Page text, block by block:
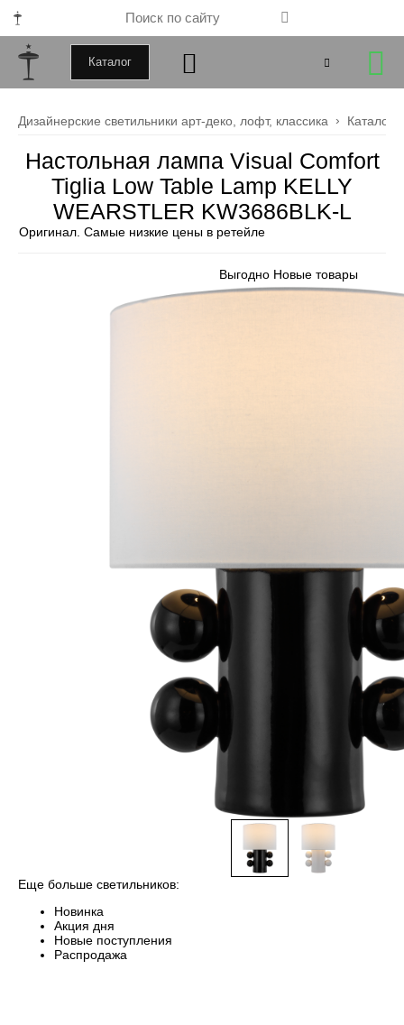
Каталог
Закрыть
Дизайнерские светильники арт-деко, лофт, классика Каталог
Настольная лампа Visual Comfort
Tiglia Low Table Lamp KELLY
WEARSTLER KW3686BLK-L
Оригинал. Самые низкие цены в ретейле
Выгодно Новые товары
Еще больше светильников:
Новинка
Акция дня
Новые поступления
Распродажа